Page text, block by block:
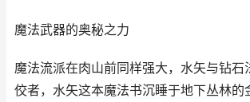
魔法武器的奥秘之力
魔法流派在肉山前同样强大，水矢与钻石
佼者，水矢这本魔法书沉睡于地下丛林的